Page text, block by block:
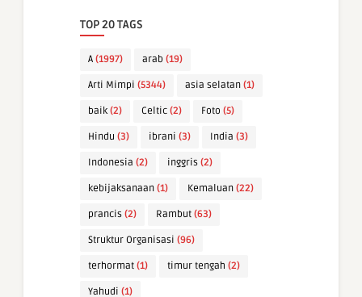
TOP 20 TAGS
A (1997) arab (19)
Arti Mimpi (5344) asia selatan (1)
baik (2) Celtic (2) Foto (5)
Hindu (3) ibrani (3) India (3)
Indonesia (2) inggris (2)
kebijaksanaan (1) Kemaluan (22)
prancis (2) Rambut (63)
Struktur Organisasi (96)
terhormat (1) timur tengah (2)
Yahudi (1)